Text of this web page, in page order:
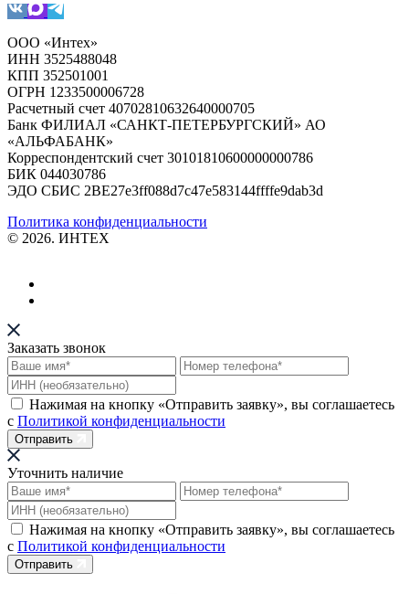
ООО «Интех»
ИНН 3525488048
КПП 352501001
ОГРН 1233500006728
Расчетный счет 40702810632640000705
Банк ФИЛИАЛ «САНКТ-ПЕТЕРБУРГСКИЙ» АО
«АЛЬФАБАНК»
Корреспондентский счет 30101810600000000786
БИК 044030786
ЭДО СБИС 2BE27e3ff088d7c47e583144ffffe9dab3d
Политика конфиденциальности
© 2026. ИНТЕХ
Заказать звонок
Нажимая на кнопку «Отправить заявку», вы соглашаетесь
с Политикой конфиденциальности
Отправить
Уточнить наличие
Нажимая на кнопку «Отправить заявку», вы соглашаетесь
с Политикой конфиденциальности
Отправить